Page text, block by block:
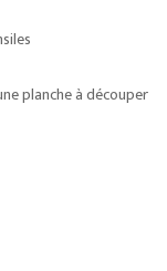
planche à découper